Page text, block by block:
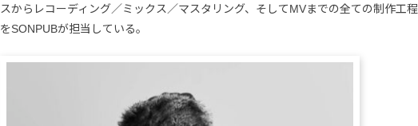
スからレコーディング／ミックス／マスタリング、そしてMVまでの全ての制作工程
をSONPUBが担当している。